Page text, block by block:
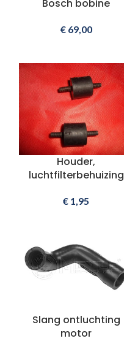
Bosch bobine
€69,00
Houder,
luchtfilterbehuizing
€ 1,95
Slang ontluchting
motor